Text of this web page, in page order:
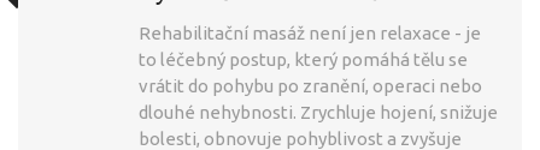
Rehabilitační masáž není jen relaxace - je
to léčebný postup, který pomáhá tělu se
vrátit do pohybu po zranění, operaci nebo
dlouhé nehybnosti. Zrychluje hojení, snižuje
bolesti, obnovuje pohyblivost a zvyšuje